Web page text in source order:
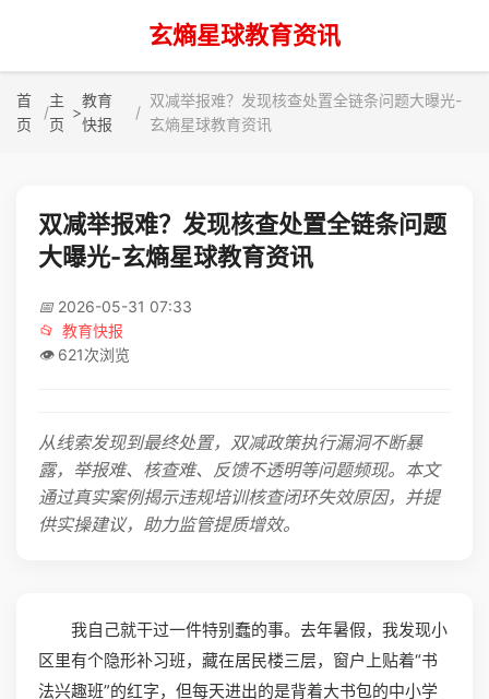
玄熵星球教育资讯
首
页
主
页
>
教育
快报
双减举报难？发现核查处置全链条问题大曝光-
玄熵星球教育资讯
双减举报难？发现核查处置全链条问题
大曝光-玄熵星球教育资讯
📅 2026-05-31 07:33
📂 教育快报
👁️ 621次浏览
从线索发现到最终处置，双减政策执行漏洞不断暴
露，举报难、核查难、反馈不透明等问题频现。本文
通过真实案例揭示违规培训核查闭环失效原因，并提
供实操建议，助力监管提质增效。
我自己就干过一件特别蠢的事。去年暑假，我发现小
区里有个隐形补习班，藏在居民楼三层，窗户上贴着“书
法兴趣班”的红字，但每天进出的是背着大书包的中小学